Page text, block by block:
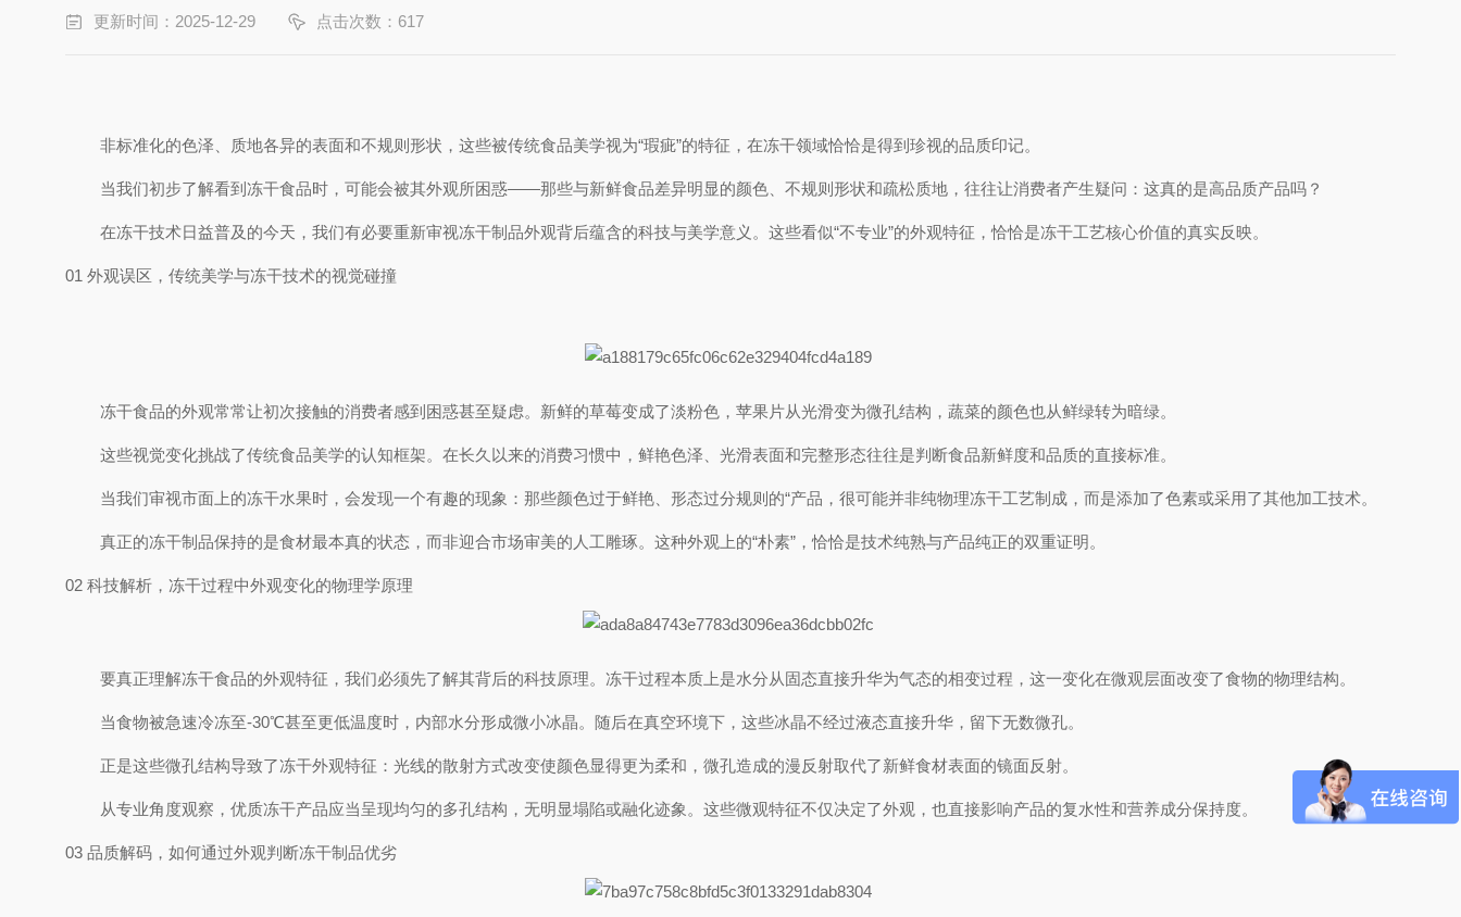
更新时间：2025-12-29 点击次数：617
非标准化的色泽、质地各异的表面和不规则形状，这些被传统食品美学视为“瑕疵”的特征，在冻干领域恰恰是得到珍视的品质印记。
当我们初步了解看到冻干食品时，可能会被其外观所困惑——那些与新鲜食品差异明显的颜色、不规则形状和疏松质地，往往让消费者产生疑问：这真的是高品质产品吗？
在冻干技术日益普及的今天，我们有必要重新审视冻干制品外观背后蕴含的科技与美学意义。这些看似“不专业”的外观特征，恰恰是冻干工艺核心价值的真实反映。
01 外观误区，传统美学与冻干技术的视觉碰撞
冻干食品的外观常常让初次接触的消费者感到困惑甚至疑虑。新鲜的草莓变成了淡粉色，苹果片从光滑变为微孔结构，蔬菜的颜色也从鲜绿转为暗绿。
这些视觉变化挑战了传统食品美学的认知框架。在长久以来的消费习惯中，鲜艳色泽、光滑表面和完整形态往往是判断食品新鲜度和品质的直接标准。
当我们审视市面上的冻干水果时，会发现一个有趣的现象：那些颜色过于鲜艳、形态过分规则的“产品，很可能并非纯物理冻干工艺制成，而是添加了色素或采用了其他加工技术。
真正的冻干制品保持的是食材最本真的状态，而非迎合市场审美的人工雕琢。这种外观上的“朴素”，恰恰是技术纯熟与产品纯正的双重证明。
02 科技解析，冻干过程中外观变化的物理学原理
要真正理解冻干食品的外观特征，我们必须先了解其背后的科技原理。冻干过程本质上是水分从固态直接升华为气态的相变过程，这一变化在微观层面改变了食物的物理结构。
当食物被急速冷冻至-30℃甚至更低温度时，内部水分形成微小冰晶。随后在真空环境下，这些冰晶不经过液态直接升华，留下无数微孔。
正是这些微孔结构导致了冻干外观特征：光线的散射方式改变使颜色显得更为柔和，微孔造成的漫反射取代了新鲜食材表面的镜面反射。
从专业角度观察，优质冻干产品应当呈现均匀的多孔结构，无明显塌陷或融化迹象。这些微观特征不仅决定了外观，也直接影响产品的复水性和营养成分保持度。
03 品质解码，如何通过外观判断冻干制品优劣